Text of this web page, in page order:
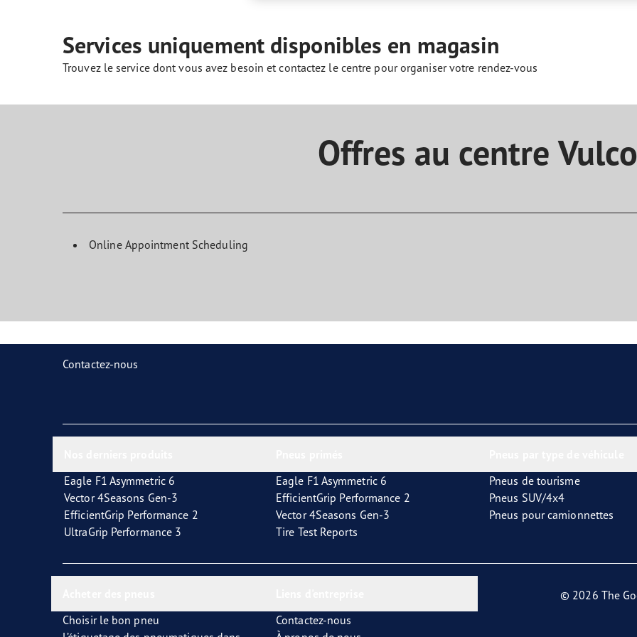
Services uniquement disponibles en magasin
Trouvez le service dont vous avez besoin et contactez le centre pour organiser votre rendez-vous
Offres au centre
Online Appointment Scheduling
Contactez-nous
Eagle F1 Asymmetric 6
Vector 4Seasons Gen-3
EfficientGrip Performance 2
UltraGrip Performance 3
Eagle F1 Asymmetric 6
EfficientGrip Performance 2
Vector 4Seasons Gen-3
Tire Test Reports
Pneus de tourisme
Pneus SUV/4x4
Pneus pour camionnettes
Choisir le bon pneu
Contactez-nous
© 2026 The